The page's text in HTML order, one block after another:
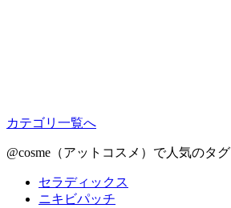
カテゴリ一覧へ
@cosme（アットコスメ）で人気のタグ
セラディックス
ニキビパッチ